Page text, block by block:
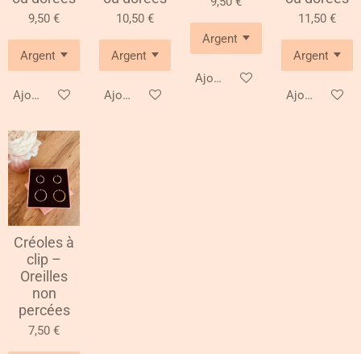
9,50 €
Ajouter au panier
10,50 €
Ajouter au panier
Ajouter au panier
11,50 €
Ajouter au
Créoles à
clip –
Oreilles
non
percées
7,50 €